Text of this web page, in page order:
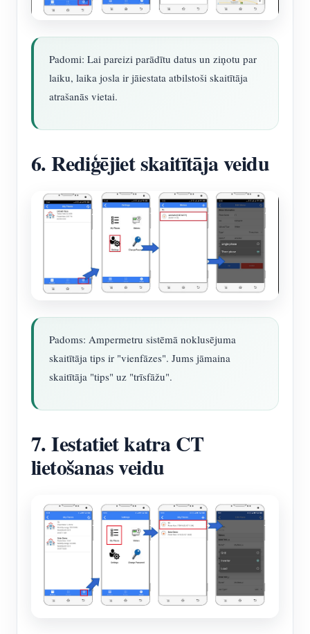
Padomi: Lai pareizi parādītu datus un ziņotu par
laiku, laika josla ir jāiestata atbilstoši skaitītāja
atrašanās vietai.
6. Rediģējiet skaitītāja veidu
Padoms: Ampermetru sistēmā noklusējuma
skaitītāja tips ir "vienfāzes". Jums jāmaina
skaitītāja "tips" uz "trīsfāžu".
7. Iestatiet katra CT
lietošanas veidu